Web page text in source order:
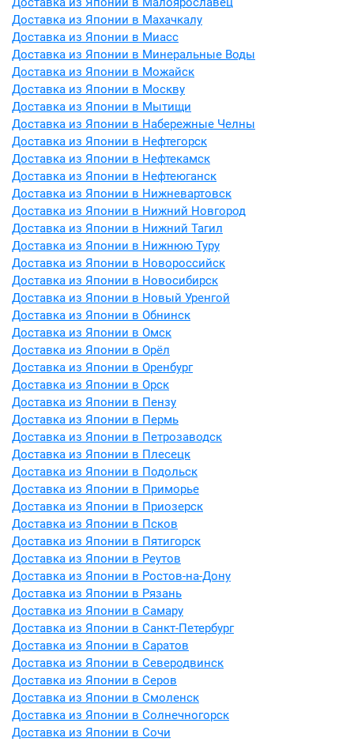
Доставка из Японии в Махачкалу
Доставка из Японии в Миасс
Доставка из Японии в Минеральные Воды
Доставка из Японии в Можайск
Доставка из Японии в Москву
Доставка из Японии в Мытищи
Доставка из Японии в Набережные Челны
Доставка из Японии в Нефтегорск
Доставка из Японии в Нефтекамск
Доставка из Японии в Нефтеюганск
Доставка из Японии в Нижневартовск
Доставка из Японии в Нижний Новгород
Доставка из Японии в Нижний Тагил
Доставка из Японии в Нижнюю Туру
Доставка из Японии в Новороссийск
Доставка из Японии в Новосибирск
Доставка из Японии в Новый Уренгой
Доставка из Японии в Обнинск
Доставка из Японии в Омск
Доставка из Японии в Орёл
Доставка из Японии в Оренбург
Доставка из Японии в Орск
Доставка из Японии в Пензу
Доставка из Японии в Пермь
Доставка из Японии в Петрозаводск
Доставка из Японии в Плесецк
Доставка из Японии в Подольск
Доставка из Японии в Приморье
Доставка из Японии в Приозерск
Доставка из Японии в Псков
Доставка из Японии в Пятигорск
Доставка из Японии в Реутов
Доставка из Японии в Ростов-на-Дону
Доставка из Японии в Рязань
Доставка из Японии в Самару
Доставка из Японии в Санкт-Петербург
Доставка из Японии в Саратов
Доставка из Японии в Северодвинск
Доставка из Японии в Серов
Доставка из Японии в Смоленск
Доставка из Японии в Солнечногорск
Доставка из Японии в Сочи